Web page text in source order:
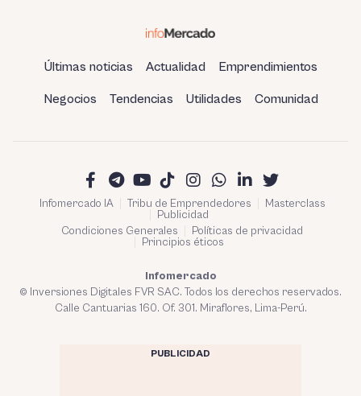
Últimas noticias Actualidad Emprendimientos
Negocios Tendencias Utilidades Comunidad
Infomercado IA Tribu de Emprendedores
Masterclass
Publicidad
Condiciones Generales
Políticas de privacidad
Principios éticos
Infomercado
© Inversiones Digitales FVR SAC. Todos los derechos reservados.
Calle Cantuarias 160. Of. 301. Miraflores, Lima-Perú.
PUBLICIDAD